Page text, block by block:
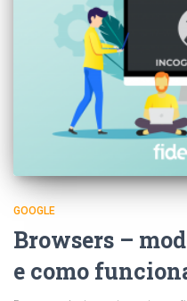
GOOGLE
Browsers –
e como